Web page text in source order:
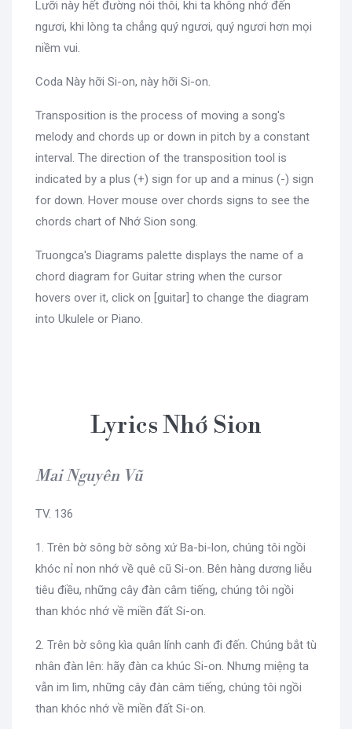
Lưỡi này hết đường nói thôi, khi ta không nhớ đến
ngươi, khi lòng ta chẳng quý ngươi, quý ngươi hơn mọi
niềm vui.
Coda Này hỡi Si-on, này hỡi Si-on.
Transposition is the process of moving a song's
melody and chords up or down in pitch by a constant
interval. The direction of the transposition tool is
indicated by a plus (+) sign for up and a minus (-) sign
for down. Hover mouse over chords signs to see the
chords chart of Nhớ Sion song.
Truongca's Diagrams palette displays the name of a
chord diagram for Guitar string when the cursor
hovers over it, click on [guitar] to change the diagram
into Ukulele or Piano.
Lyrics Nhớ Sion
Mai Nguyên Vũ
TV. 136
1. Trên bờ sông bờ sông xứ Ba-bi-lon, chúng tôi ngồi
khóc nỉ non nhớ về quê cũ Si-on. Bên hàng dương liễu
tiêu điều, những cây đàn câm tiếng, chúng tôi ngồi
than khóc nhớ về miền đất Si-on.
2. Trên bờ sông kìa quân lính canh đi đến. Chúng bắt tù
nhân đàn lên: hãy đàn ca khúc Si-on. Nhưng miệng ta
vẫn im lìm, những cây đàn câm tiếng, chúng tôi ngồi
than khóc nhớ về miền đất Si-on.